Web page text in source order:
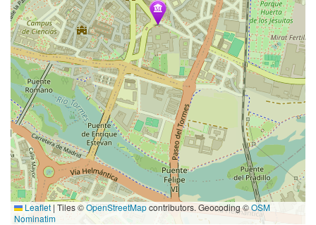
Leaflet | Tiles ©OpenStreetMapcontributors. Geocoding ©OSM
Nominatim